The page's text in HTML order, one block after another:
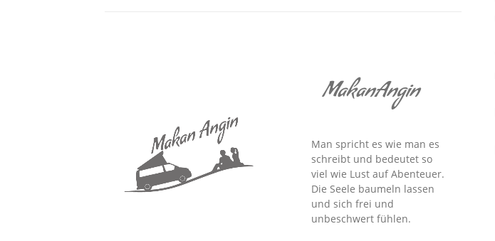
MakanAngin
Man spricht es wie man es
schreibt und bedeutet so
viel wie Lust auf Abenteuer.
Die Seele baumeln lassen
und sich frei und
unbeschwert fühlen.